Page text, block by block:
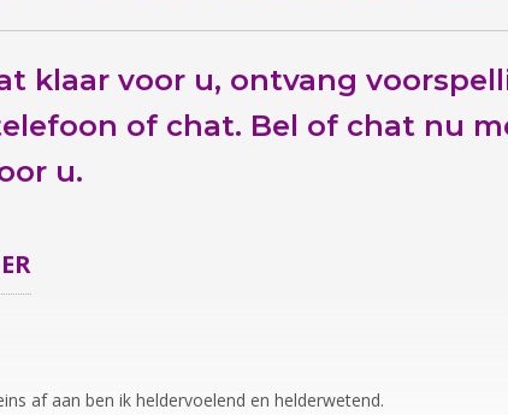
klaar voor u, ontvang
of chat. Bel of chat nu
u.
af aan ben ik heldervoelend en helderwetend.